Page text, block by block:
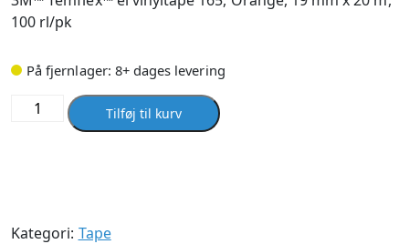
100 rl/pk
På fjernlager: 8+ dages levering
Tape
Tilføj til kurv
Kategori: Tape